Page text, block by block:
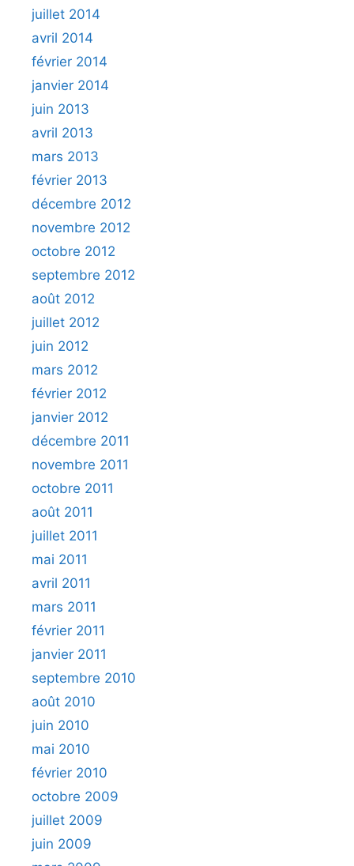
juillet 2014
avril 2014
février 2014
janvier 2014
juin 2013
avril 2013
mars 2013
février 2013
décembre 2012
novembre 2012
octobre 2012
septembre 2012
août 2012
juillet 2012
juin 2012
mars 2012
février 2012
janvier 2012
décembre 2011
novembre 2011
octobre 2011
août 2011
juillet 2011
mai 2011
avril 2011
mars 2011
février 2011
janvier 2011
septembre 2010
août 2010
juin 2010
mai 2010
février 2010
octobre 2009
juillet 2009
juin 2009